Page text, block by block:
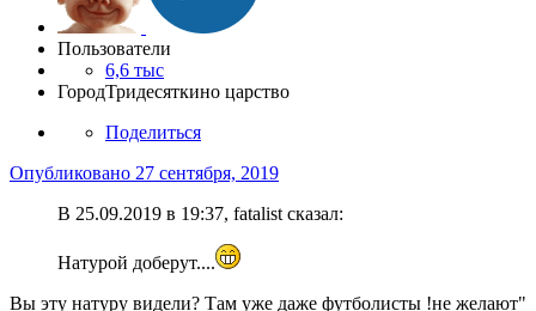
Пользователи
6,6 тыс
ГородТридесяткино царство
Поделиться
Опубликовано 27 сентября, 2019
В 25.09.2019 в 19:37, fatalist сказал:
Натурой доберут....
Вы эту натуру видели? Там уже даже футболисты !не желают"